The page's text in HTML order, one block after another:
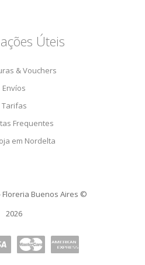
Úteis
& Vouchers
Envíos
Tarifas
Frequentes
em Nordelta
Floreria Buenos Aires ©
2026